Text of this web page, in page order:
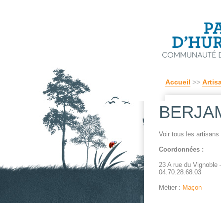
Accueil >>
Voir tous les
Coordonnées :
23 A rue du Vignoble
04.70.28.68.03
Métier : Maçon